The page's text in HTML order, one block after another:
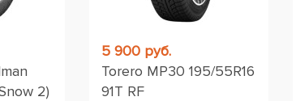
2)
5 900 руб.
Torero MP30 195/55R16
91T RF